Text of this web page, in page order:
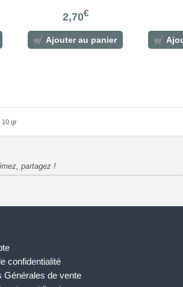
– Réf. 35
2,70€
Ajouter au panier
10
10 gr
partagez !
confidentialité
Générales de vente